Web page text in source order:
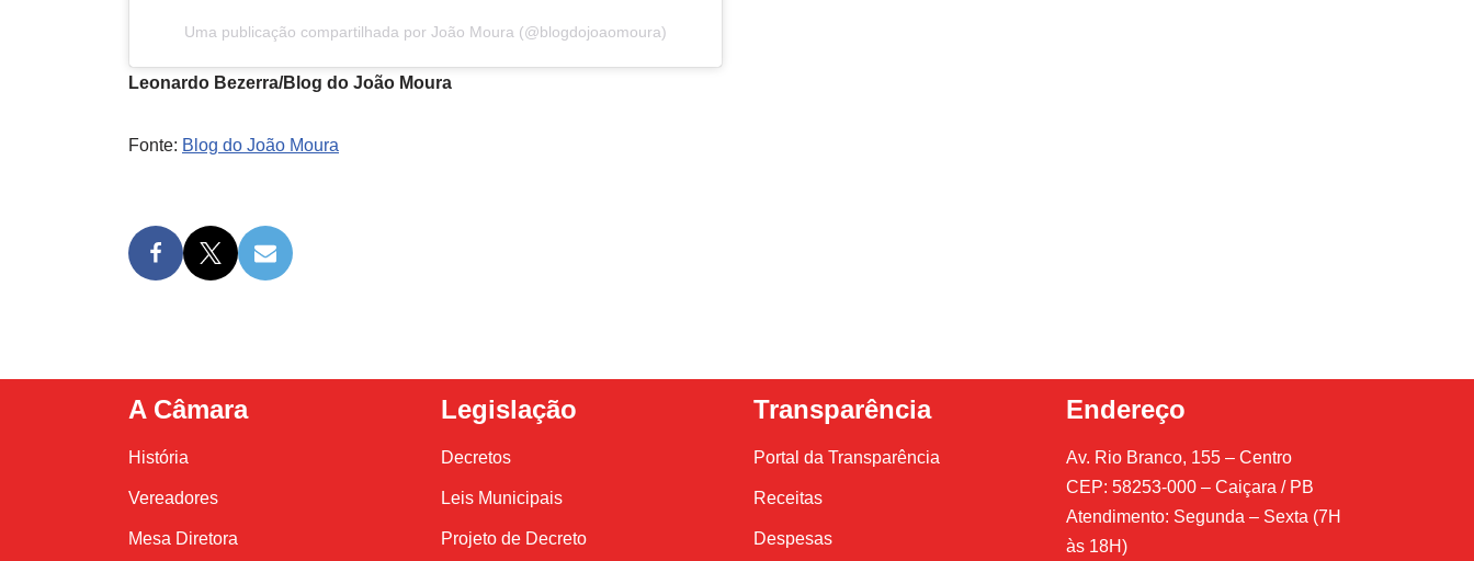
Uma publicação compartilhada por João Moura (@blogdojoaomoura)
Leonardo Bezerra/Blog do João Moura
Fonte: Blog do João Moura
A Câmara
História
Vereadores
Mesa Diretora
Legislação
Decretos
Leis Municipais
Projeto de Decreto
Transparência
Portal da Transparência
Receitas
Despesas
Endereço
Av. Rio Branco, 155 – Centro
CEP: 58253-000 – Caiçara / PB
Atendimento: Segunda – Sexta (7H
às 18H)